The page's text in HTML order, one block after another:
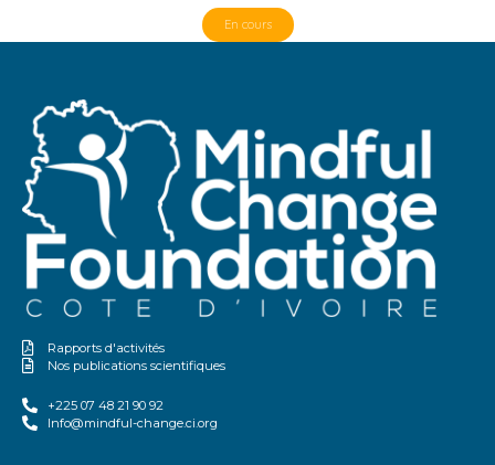
En cours
Rapports d'activités
Nos publications scientifiques
+225 07 48 21 90 92
Info@mindful-change.ci.org